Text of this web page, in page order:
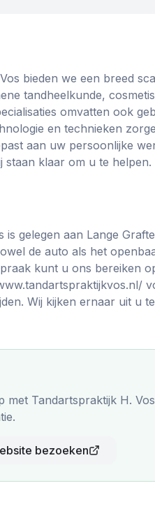
bieden we een breed
tandheelkunde,
omvatten ook
en technieken
aan uw persoonlijke
staan klaar om u te helpen.
is gelegen aan Lange
de auto als het
kunt u ons bereiken
Wij kijken ernaar uit u
met Tandartspraktijk H.
bezoeken